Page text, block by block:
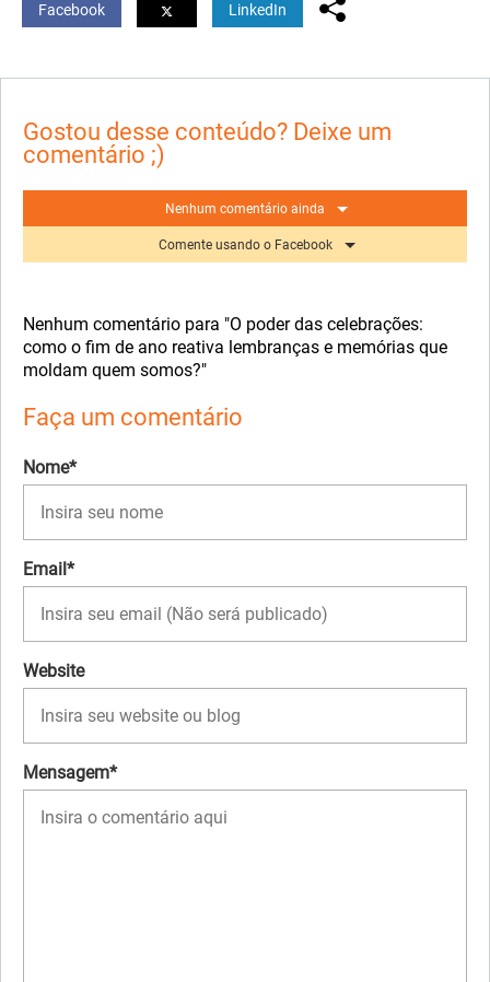
Facebook LinkedIn
Gostou desse conteúdo? Deixe um
comentário ;)
Nenhum comentário ainda
Comente usando o Facebook
Nenhum comentário para "O poder das celebrações:
como o fim de ano reativa lembranças e memórias que
moldam quem somos?"
Faça um comentário
Nome*
Email*
Website
Mensagem*